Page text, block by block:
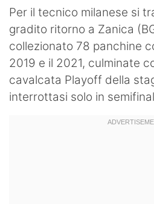
Per il tecnico milanese si
gradito ritorno a Zanica
collezionato 78 panchine
2019 e il 2021, culminate
cavalcata Playoff della
interrottasi solo in